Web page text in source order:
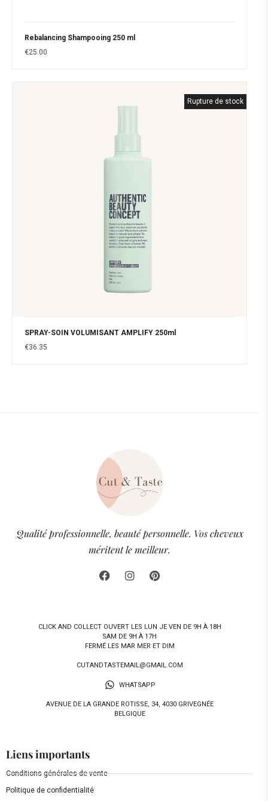
Rebalancing Shampooing 250 ml
€25.00
Rupture de stock
SPRAY-SOIN VOLUMISANT AMPLIFY 250ml
€36.35
Qualité professionnelle, beauté personnelle. Vos cheveux
méritent le meilleur.
CLICK AND COLLECT OUVERT LES LUN JE VEN DE 9H À 18H
SAM DE 9H À 17H
FERMÉ LES MAR MER ET DIM
CUTANDTASTEMAIL@GMAIL.COM
WHATSAPP
AVENUE DE LA GRANDE ROTISSE, 34, 4030 GRIVEGNÉE
BELGIQUE
Liens importants
Conditions générales de vente
Politique de confidentialité